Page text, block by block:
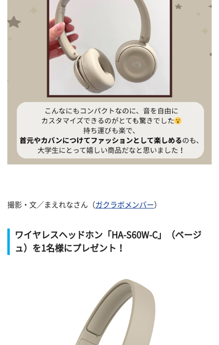
撮影・文／まえれなさん（ガクラボメンバー）
ワイヤレスヘッドホン「HA-S60W-C」（ベージ
ュ）を1名様にプレゼント！